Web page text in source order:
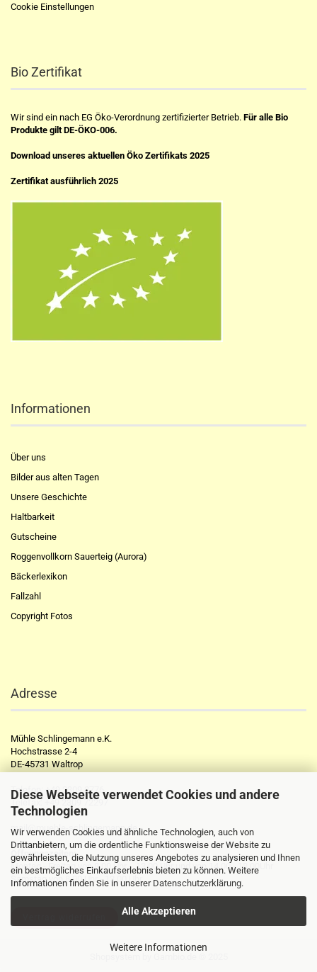
Diese Webseite verwendet Cookies und andere
Technologien
Wir verwenden Cookies und ähnliche Technologien, auch von
Drittanbietern, um die ordentliche Funktionsweise der Website zu
gewährleisten, die Nutzung unseres Angebotes zu analysieren und Ihnen
ein bestmögliches Einkaufserlebnis bieten zu können. Weitere
Informationen finden Sie in unserer Datenschutzerklärung.
Alle Akzeptieren
Weitere Informationen
Cookie Einstellungen
Bio Zertifikat
Wir sind ein nach EG Öko-Verordnung zertifizierter Betrieb. Für alle Bio
Produkte gilt DE-ÖKO-006.
Download unseres aktuellen Öko Zertifikats 2025
Zertifikat ausführlich 2025
Informationen
Über uns
Bilder aus alten Tagen
Unsere Geschichte
Haltbarkeit
Gutscheine
Roggenvollkorn Sauerteig (Aurora)
Bäckerlexikon
Fallzahl
Copyright Fotos
Adresse
Mühle Schlingemann e.K.
Hochstrasse 2-4
DE-45731 Waltrop
Telefon: +49 2309 2776
Telefax: +49 2309 72297
mail@muehle-schlingemann.de
Öffnungszeiten:
Montag - Freitag von 8.00 Uhr - 13.00 Uhr und von 14.00 - 18.00Uhr
Samstag von 8.00 Uhr - 13.00 Uhr